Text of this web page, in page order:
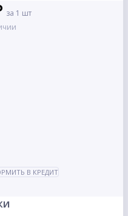
за 1 шт
В КРЕДИТ